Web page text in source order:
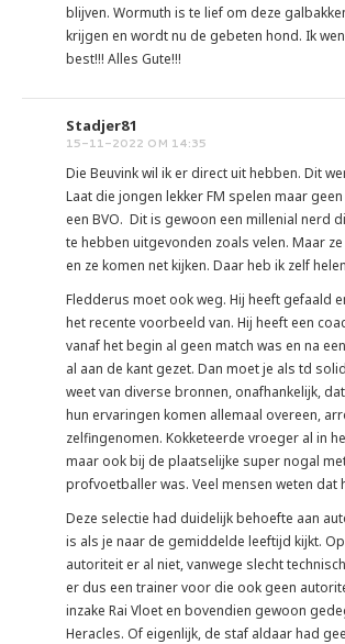
blijven. Wormuth is te lief om deze
krijgen en wordt nu de gebeten hond. Ik
best!!! Alles Gute!!!
Stadjer81
15-11-2022 OM 14:35
Die Beuvink wil ik er direct uit hebben. Dit
Laat die jongen lekker FM spelen maar
een BVO. Dit is gewoon een millenial nerd
te hebben uitgevonden zoals velen. Maar
en ze komen net kijken. Daar heb ik zelf
Fledderus moet ook weg. Hij heeft gefaald
het recente voorbeeld van. Hij heeft een
vanaf het begin al geen match was en na
al aan de kant gezet. Dan moet je als td
weet van diverse bronnen, onafhankelijk, dat
hun ervaringen komen allemaal overeen,
zelfingenomen. Kokketeerde vroeger al in
maar ook bij de plaatselijke super nogal
profvoetballer was. Veel mensen weten dat
Deze selectie had duidelijk behoefte aan
is als je naar de gemiddelde leeftijd kijkt.
autoriteit er al niet, vanwege slecht
er dus een trainer voor die ook geen
inzake Rai Vloet en bovendien gewoon
Heracles. Of eigenlijk, de staf aldaar had